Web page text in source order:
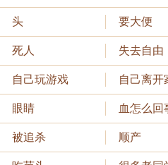
头 要大便
死人 失去自由
自己玩游戏 自己离开
眼睛 血怎么回
被追杀 顺产